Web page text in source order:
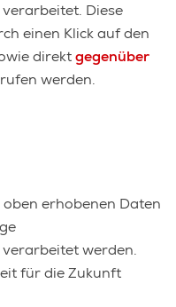
verarbeitet. Diese
einen Klick auf den
direktgegenüber
werden.
erhobenen Daten
verarbeitet werden.
für die Zukunft